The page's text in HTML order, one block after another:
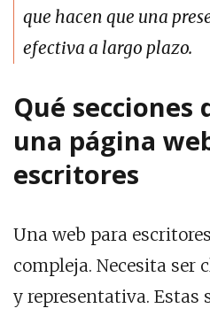
que hacen que una
efectiva a largo plazo.
Qué secciones
una página
escritores
Una web para
compleja. Necesita ser
y representativa. Estas